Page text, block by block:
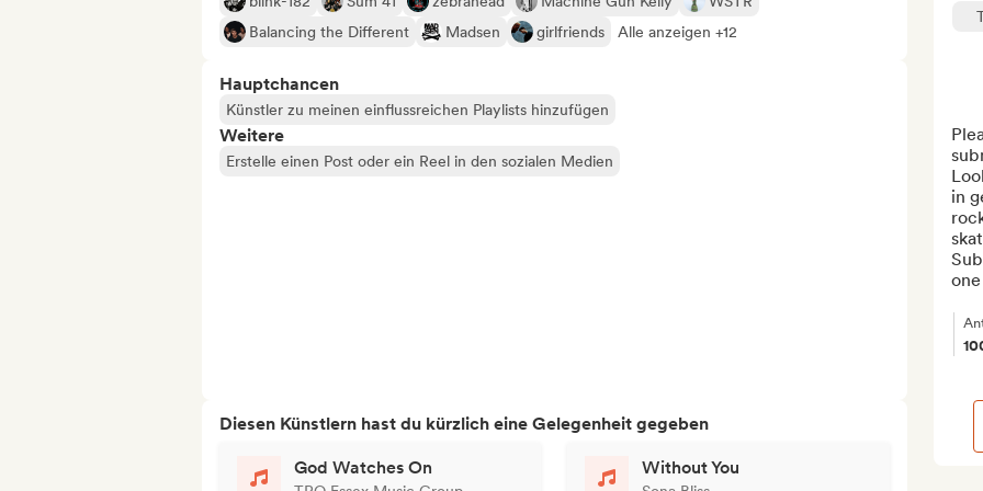
Balancing the Different
Madsen girlfriends Alle anzeigen +12
Hauptchancen
Künstler zu meinen einflussreichen Playlists hinzufügen
Weitere
Erstelle einen Post oder ein Reel in den sozialen Medien
Diesen Künstlern hast du kürzlich eine Gelegenheit gegeben
God Watches On Without You
in